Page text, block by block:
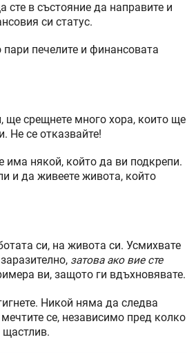
в състояние да направите и
си статус.
пари печелите и финансовата
ще срещнете много хора, които ще
Не се отказвайте!
има някой, който да ви подкрепи.
и да живеете живота, който
си, на живота си. Усмихвате
затова ако вие сте
ви, защото ги вдъхновявате.
Никой няма да следва
се, независимо пред колко
щастлив.